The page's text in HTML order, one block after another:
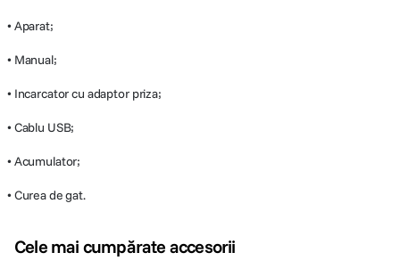
• Aparat;
• Manual;
• Incarcator cu adaptor priza;
• Cablu USB;
• Acumulator;
• Curea de gat.
Cele mai cumpărate accesorii